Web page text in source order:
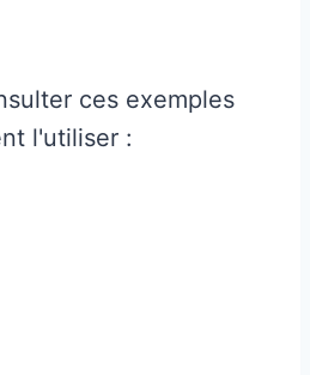
ces exemples
l'utiliser :